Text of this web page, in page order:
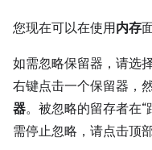
您现在可以在使用内存
如需忽略保留器，请选
右键点击一个保留器，
器。被忽略的留存者在“
需停止忽略，请点击顶